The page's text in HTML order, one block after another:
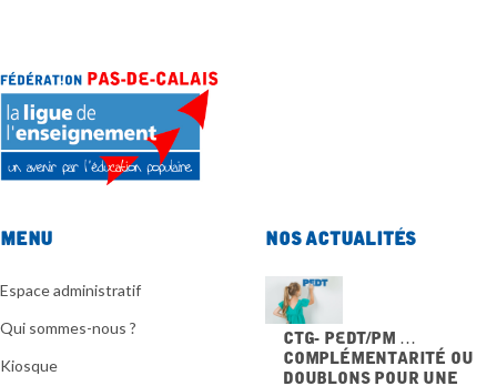
Menu
Espace administratif
Qui sommes-nous ?
Kiosque
Nos actualités
CTG- PEdT/PM …
Complémentarité ou
doublons pour une